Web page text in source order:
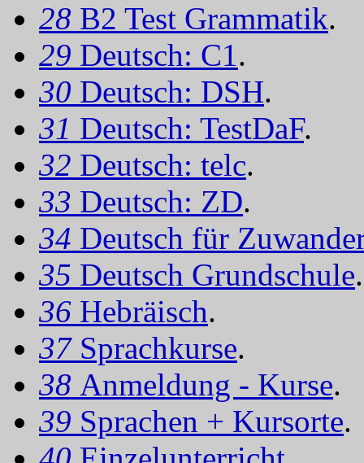
28 B2 Test Grammatik.
29 Deutsch: C1.
30 Deutsch: DSH.
31 Deutsch: TestDaF.
32 Deutsch: telc.
33 Deutsch: ZD.
34 Deutsch für
35 Deutsch Grundschule.
36 Hebräisch.
37 Sprachkurse.
38 Anmeldung - Kurse.
39 Sprachen + Kursorte.